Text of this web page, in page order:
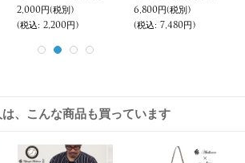
2,000円(税別)
(税込: 2,200円)
6,800円(税別)
(税込: 7,480円)
、こんな商品も買っています